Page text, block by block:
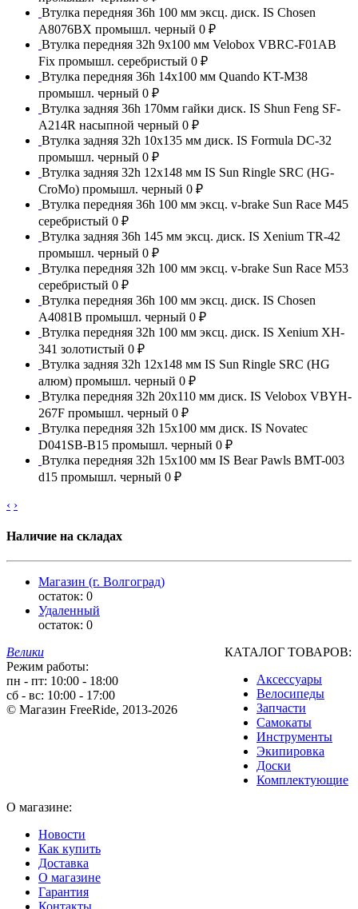
Втулка передняя 36h 100 мм эксц. диск. IS Chosen
A8076BX промышл. черный 0 ₽
Втулка передняя 32h 9x100 мм Velobox VBRC-F01AB
Fix промышл. серебристый 0 ₽
Втулка передняя 36h 14x100 мм Quando KT-M38
промышл. черный 0 ₽
Втулка задняя 36h 170мм гайки диск. IS Shun Feng SF-
A214R насыпной черный 0 ₽
Втулка задняя 32h 10x135 мм диск. IS Formula DC-32
промышл. черный 0 ₽
Втулка задняя 32h 12x148 мм IS Sun Ringle SRC (HG-
CroMo) промышл. черный 0 ₽
Втулка передняя 36h 100 мм эксц. v-brake Sun Race M45
серебристый 0 ₽
Втулка задняя 36h 145 мм эксц. диск. IS Xenium TR-42
промышл. черный 0 ₽
Втулка передняя 32h 100 мм эксц. v-brake Sun Race М53
серебристый 0 ₽
Втулка передняя 36h 100 мм эксц. диск. IS Chosen
A4081B промышл. черный 0 ₽
Втулка передняя 32h 100 мм эксц. диск. IS Xenium XH-
341 золотистый 0 ₽
Втулка задняя 32h 12x148 мм IS Sun Ringle SRC (HG
алюм) промышл. черный 0 ₽
Втулка передняя 32h 20x110 мм диск. IS Velobox VBYH-
267F промышл. черный 0 ₽
Втулка передняя 32h 15x100 мм диск. IS Novatec
D041SB-B15 промышл. черный 0 ₽
Втулка передняя 32h 15x100 мм IS Bear Pawls BMT-003
d15 промышл. черный 0 ₽
‹ ›
Наличие на складах
Магазин (г. Волгоград)
остаток: 0
Удаленный
остаток: 0
Велики
Режим работы:
пн - пт: 10:00 - 18:00
сб - вс: 10:00 - 17:00
© Магазин FreeRide, 2013-2026
КАТАЛОГ ТОВАРОВ:
Аксессуары
Велосипеды
Запчасти
Самокаты
Инструменты
Экипировка
Доски
Комплектующие
О магазине:
Новости
Как купить
Доставка
О магазине
Гарантия